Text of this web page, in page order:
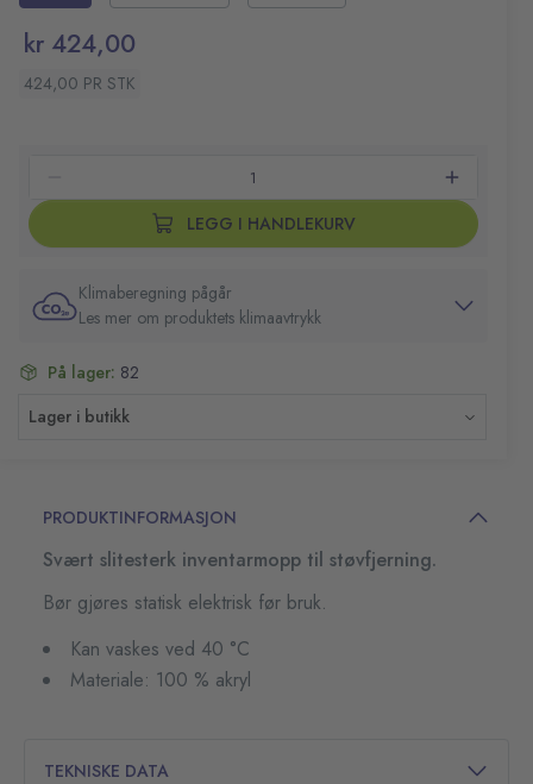
kr 424,00
424,00 PR STK
LEGG I HANDLEKURV
Klimaberegning pågår
Les mer om produktets klimaavtrykk
På lager: 82
Lager i butikk
PRODUKTINFORMASJON
Svært slitesterk inventarmopp til støvfjerning.
Bør gjøres statisk elektrisk før bruk.
Kan vaskes ved 40 °C
Materiale: 100 % akryl
TEKNISKE DATA